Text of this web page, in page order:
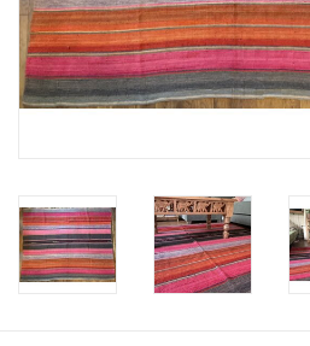
over titicaca